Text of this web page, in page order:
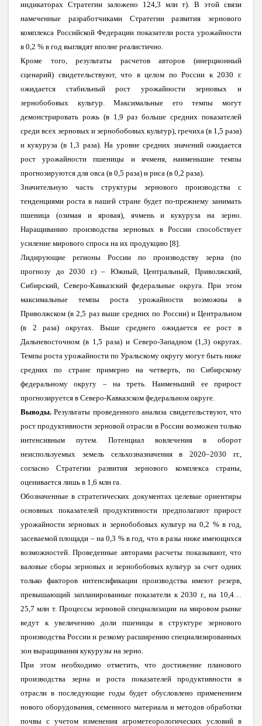
индикаторах Стратегии заложено 124,3 млн т). В этой связи
намеченные разработчиками Стратегии развития зернового
комплекса Российской Федерации показатели роста урожайности
в 0,2 % в год выглядят вполне реалистично.
Кроме того, результаты расчетов авторов (инерционный
сценарий) свидетельствуют, что в целом по России к 2030 г.
ожидается стабильный рост урожайности зерновых и
зернобобовых культур. Максимальные его темпы могут
демонстрировать рожь (в 1,9 раз больше средних показателей
среди всех зерновых и зернобобовых культур), гречиха (в 1,5 раза)
и кукуруза (в 1,3 раза). На уровне средних значений ожидается
рост урожайности пшеницы и ячменя, наименьшие темпы
прогнозируются для овса (в 0,5 раза) и риса (в 0,2 раза).
Значительную часть структуры зернового производства с
тенденциями роста в нашей стране будет по-прежнему занимать
пшеница (озимая и яровая), ячмень и кукуруза на зерно.
Наращиванию производства зерновых в России способствует
усиление мирового спроса на их продукцию [8].
Лидирующие регионы России по производству зерна (по
прогнозу до 2030 г.) – Южный, Центральный, Приволжский,
Сибирский, Северо-Кавказский федеральные округа. При этом
максимальные темпы роста урожайности возможны в
Приволжском (в 2,5 раз выше средних по России) и Центральном
(в 2 раза) округах. Выше среднего ожидается ее рост в
Дальневосточном (в 1,5 раза) и Северо-Западном (1,3) округах.
Темпы роста урожайности по Уральскому округу могут быть ниже
средних по стране примерно на четверть, по Сибирскому
федеральному округу – на треть. Наименьший ее прирост
прогнозируется в Северо-Кавказском федеральном округе.
Выводы. Результаты проведенного анализа свидетельствуют, что
рост продуктивности зерновой отрасли в России возможен только
интенсивным путем. Потенциал вовлечения в оборот
неиспользуемых земель сельхозназначения в 2020–2030 гг.,
согласно Стратегии развития зернового комплекса страны,
оценивается лишь в 1,6 млн га.
Обозначенные в стратегических документах целевые ориентиры
основных показателей продуктивности предполагают прирост
урожайности зерновых и зернобобовых культур на 0,2 % в год,
засеваемой площади – на 0,3 % в год, что в разы ниже имеющихся
возможностей. Проведенные авторами расчеты показывают, что
валовые сборы зерновых и зернобобовых культур за счет одних
только факторов интенсификации производства имеют резерв,
превышающий запланированные показатели к 2030 г., на 10,4…
25,7 млн т. Процессы зерновой специализации на мировом рынке
ведут к увеличению доли пшеницы в структуре зернового
производства России и резкому расширению специализированных
зон выращивания кукурузы на зерно.
При этом необходимо отметить, что достижение планового
производства зерна и роста показателей продуктивности в
отрасли в последующие годы будет обусловлено применением
нового оборудования, семенного материала и методов обработки
почвы с учетом изменения агрометеорологических условий в